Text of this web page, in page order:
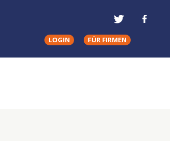
LOGIN FÜR FIRMEN